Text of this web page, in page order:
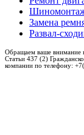
Замена
Развал-
Обращаем ваше внимание
Статьи 437 (2)
компании по телефону: